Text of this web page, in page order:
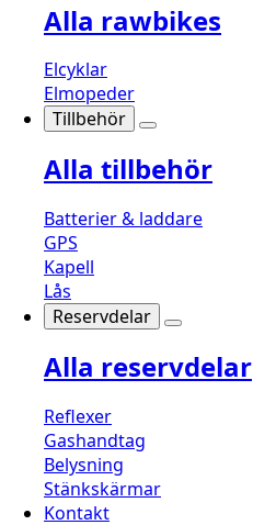
Alla rawbikes
Elcyklar
Elmopeder
Tillbehör
Alla tillbehör
Batterier & laddare
GPS
Kapell
Lås
Reservdelar
Alla reservdelar
Reflexer
Gashandtag
Belysning
Stänkskärmar
Kontakt